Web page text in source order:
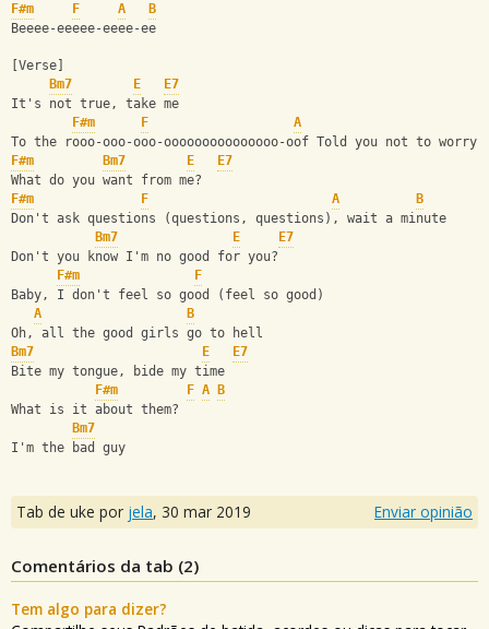
F#m
F A
B
Beeee-eeeee-eeee-ee
[Verse]
Bm7
E
E7
It's not true, take me
F#m
F
A
To the rooo-ooo-ooo-ooooooooooooooo-oof Told you not to worry
F#m
Bm7 E
E7
What do you want from me?
F#m
F A
B
Don't ask questions (questions, questions), wait a minute
Bm7
E
E7
Don't you know I'm no good for you?
F#m
F
Baby, I don't feel so good (feel so good)
A
B
Oh, all the good girls go to hell
Bm7
E
E7
Bite my tongue, bide my time
F#m
F A
B
What is it about them?
Bm7
I'm the bad guy
Tab de uke por jela, 30 mar 2019 Enviar opinião
Comentários da tab (2)
Tem algo para dizer?